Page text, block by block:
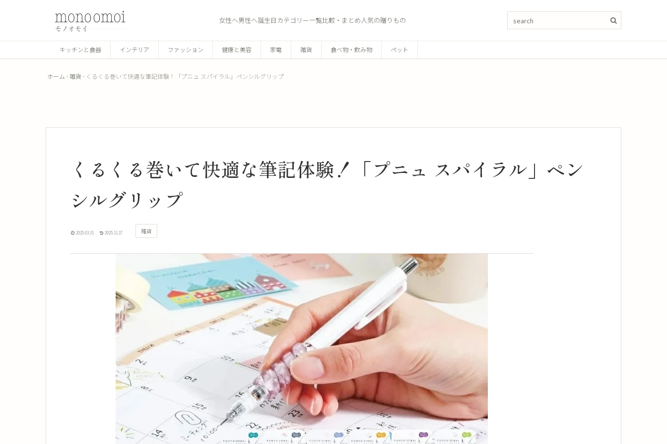
女性へ男性へ誕生日 カテゴリー一覧比較・まとめ人気の贈りもの
キッチンと食器 インテリア ファッション 健康と美容 家電 雑貨 食べ物・飲み物 ペット
ホーム 雑貨 くるくる巻いて快適な筆記体験！「プニュ スパイラル」ペンシルグリップ
くるくる巻いて快適な筆記体験！「プニュ スパイラル」ペン
シルグリップ
2025.03.31 2025.11.17 雑貨